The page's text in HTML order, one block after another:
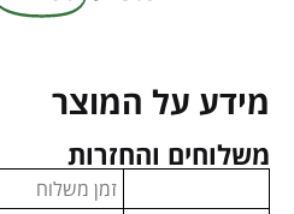
מידע על המוצר
משלוחים והחזרות
זמן משלוח